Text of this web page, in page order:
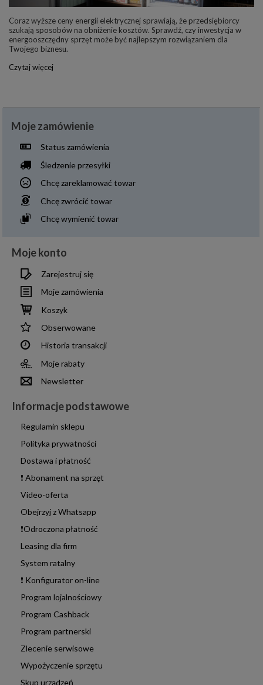
Coraz wyższe ceny energii elektrycznej sprawiają, że przedsiębiorcy
szukają sposobów na obniżenie kosztów. Sprawdź, czy inwestycja w
energooszczędny sprzęt może być najlepszym rozwiązaniem dla
Twojego biznesu.
Czytaj więcej
Moje zamówienie
Status zamówienia
Śledzenie przesyłki
Chcę zareklamować towar
Chcę zwrócić towar
Chcę wymienić towar
Moje konto
Zarejestruj się
Moje zamówienia
Koszyk
Obserwowane
Historia transakcji
Moje rabaty
Newsletter
Informacje podstawowe
Regulamin sklepu
Polityka prywatności
Dostawa i płatność
❗ Abonament na sprzęt
Video-oferta
Obejrzyj z Whatsapp
❗Odroczona płatność
Leasing dla firm
System ratalny
❗ Konfigurator on-line
Program lojalnościowy
Program Cashback
Program partnerski
Zlecenie serwisowe
Wypożyczenie sprzętu
Skup urządzeń